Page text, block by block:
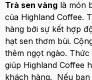
Trà sen vàng là món
của Highland Coffee.
hàng bởi sự kết hợp
hạt sen thơm bùi.
thêm ngọt ngào.
giúp Highland Coffee
khách hàng. Nếu